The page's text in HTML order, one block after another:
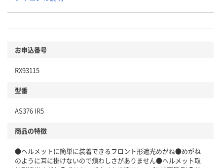
お申込番号
RX93115
型番
AS376 IR5
商品の特徴
●ヘルメットに簡単に装着できるフロント形遮光めがね●めがね
のように耳に掛けないので煩わしさがありません●ヘルメット取